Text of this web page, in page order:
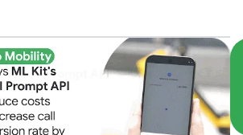
automaticamente o
seus casos de uso.